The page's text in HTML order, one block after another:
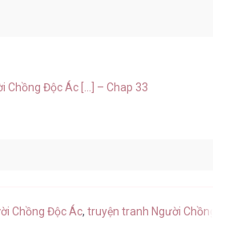
Chồng Độc Ác [...] – Chap 33
Chồng Độc Ác, truyện tranh Người Chồng